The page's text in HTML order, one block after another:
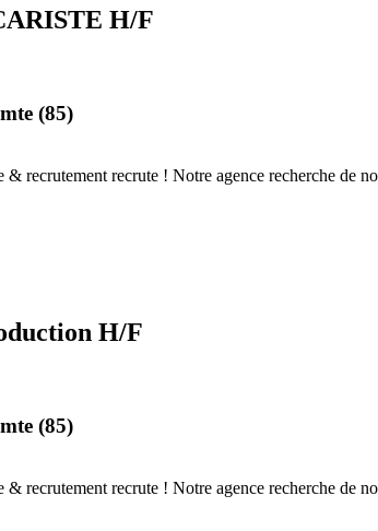
H/F
(85)
recrutement recrute ! Notre agence recherche de
H/F
(85)
recrutement recrute ! Notre agence recherche de